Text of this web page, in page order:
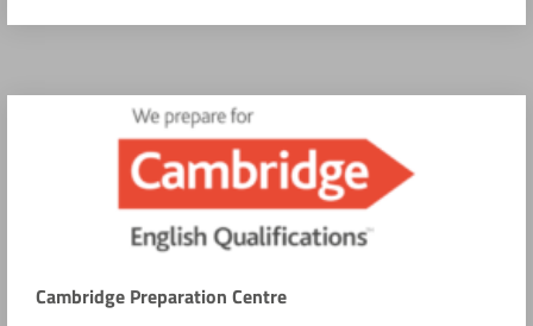
Cambridge Preparation Centre